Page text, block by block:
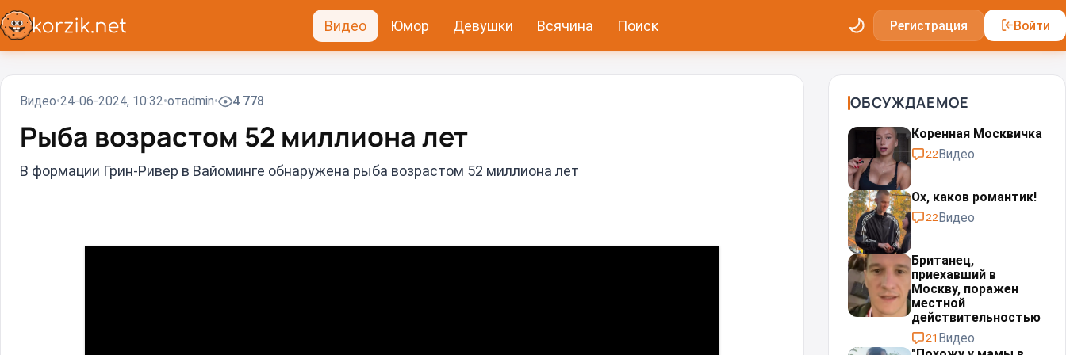
Видео Юмор Девушки Всячина Поиск Регистрация Войти
Видео 24-06-2024, 10:32 отadmin 4 778
Рыба возрастом 52 миллиона лет⁠⁠
В формации Грин-Ривер в Вайоминге обнаружена рыба возрастом 52 миллиона лет
ОБСУЖДАЕМОЕ
Коренная Москвичка
22Видео
Ох, каков романтик!
22Видео
Британец,
приехавший в
Москву, поражен
местной
действительностью⁠⁠
21 Видео